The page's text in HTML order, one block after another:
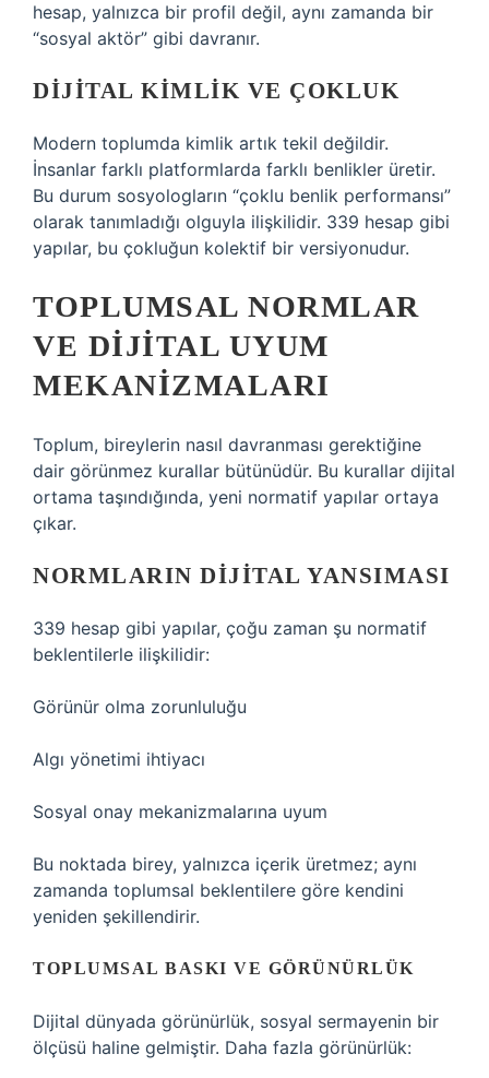
hesap, yalnızca bir profil değil, aynı zamanda bir
“sosyal aktör” gibi davranır.
DIJITAL KIMLIK VE ÇOKLUK
Modern toplumda kimlik artık tekil değildir.
İnsanlar farklı platformlarda farklı benlikler üretir.
Bu durum sosyologların “çoklu benlik performansı”
olarak tanımladığı olguyla ilişkilidir. 339 hesap gibi
yapılar, bu çokluğun kolektif bir versiyonudur.
TOPLUMSAL NORMLAR
VE DIJITAL UYUM
MEKANIZMALARI
Toplum, bireylerin nasıl davranması gerektiğine
dair görünmez kurallar bütünüdür. Bu kurallar dijital
ortama taşındığında, yeni normatif yapılar ortaya
çıkar.
NORMLARIN DIJITAL YANSIMASI
339 hesap gibi yapılar, çoğu zaman şu normatif
beklentilerle ilişkilidir:
Görünür olma zorunluluğu
Algı yönetimi ihtiyacı
Sosyal onay mekanizmalarına uyum
Bu noktada birey, yalnızca içerik üretmez; aynı
zamanda toplumsal beklentilere göre kendini
yeniden şekillendirir.
TOPLUMSAL BASKI VE GÖRÜNÜRLÜK
Dijital dünyada görünürlük, sosyal sermayenin bir
ölçüsü haline gelmiştir. Daha fazla görünürlük: